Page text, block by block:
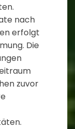
nach
erfolgt
Die
zuvor